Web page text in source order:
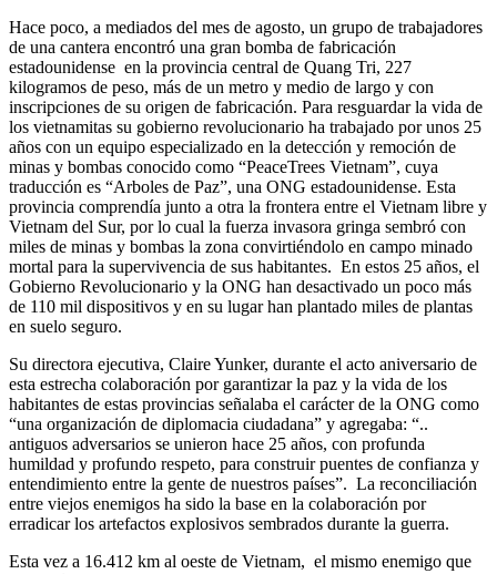
Hace poco, a mediados del mes de agosto, un grupo de trabajadores
de una cantera encontró una gran bomba de fabricación
estadounidense en la provincia central de Quang Tri, 227
kilogramos de peso, más de un metro y medio de largo y con
inscripciones de su origen de fabricación. Para resguardar la vida de
los vietnamitas su gobierno revolucionario ha trabajado por unos 25
años con un equipo especializado en la detección y remoción de
minas y bombas conocido como “PeaceTrees Vietnam”, cuya
traducción es “Arboles de Paz”, una ONG estadounidense. Esta
provincia comprendía junto a otra la frontera entre el Vietnam libre y
Vietnam del Sur, por lo cual la fuerza invasora gringa sembró con
miles de minas y bombas la zona convirtiéndolo en campo minado
mortal para la supervivencia de sus habitantes. En estos 25 años, el
Gobierno Revolucionario y la ONG han desactivado un poco más
de 110 mil dispositivos y en su lugar han plantado miles de plantas
en suelo seguro.
Su directora ejecutiva, Claire Yunker, durante el acto aniversario de
esta estrecha colaboración por garantizar la paz y la vida de los
habitantes de estas provincias señalaba el carácter de la ONG como
“una organización de diplomacia ciudadana” y agregaba: “..
antiguos adversarios se unieron hace 25 años, con profunda
humildad y profundo respeto, para construir puentes de confianza y
entendimiento entre la gente de nuestros países”. La reconciliación
entre viejos enemigos ha sido la base en la colaboración por
erradicar los artefactos explosivos sembrados durante la guerra.
Esta vez a 16.412 km al oeste de Vietnam, el mismo enemigo que